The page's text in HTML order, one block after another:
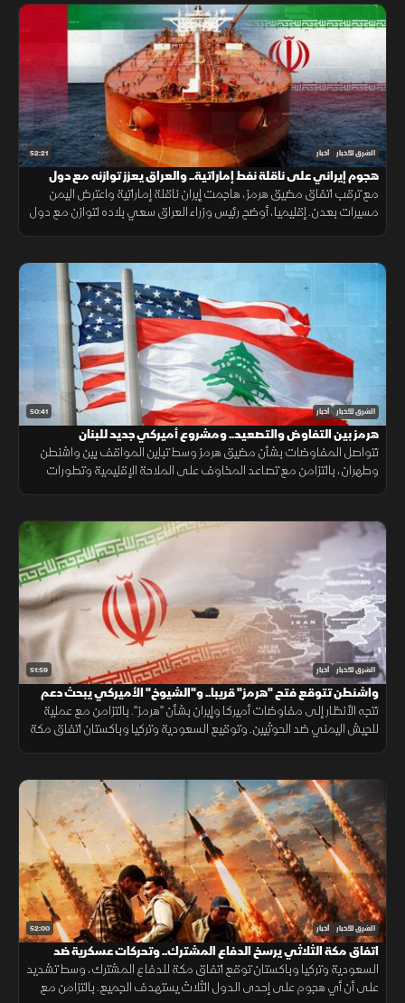
52:21 الشرق للأخبار أخبار
هجوم إيراني على ناقلة نفط إماراتية.. والعراق يعزز توازنه مع دول
الجوار
مع ترقب اتفاق مضيق هرمز، هاجمت إيران ناقلة إماراتية واعترض اليمن
مسيرات بعدن. إقليميا، أوضح رئيس وزراء العراق سعي بلاده لتوازن مع دول
50:41 الشرق للأخبار أخبار
هرمز بين التفاوض والتصعيد.. ومشروع أميركي جديد للبنان
تتواصل المفاوضات بشأن مضيق هرمز وسط تباين المواقف بين واشنطن
وطهران، بالتزامن مع تصاعد المخاوف على الملاحة الإقليمية وتطورات
51:59 الشرق للأخبار أخبار
واشنطن تتوقع فتح "هرمز" قريبا.. و"الشيوخ" الأميركي يبحث دعم
لبنان
تتجه الأنظار إلى مفاوضات أميركا وإيران بشأن "هرمز". بالتزامن مع عملية
للجيش اليمني ضد الحوثيين. وتوقيع السعودية وتركيا وباكستان اتفاق مكة
52:00 الشرق للأخبار أخبار
اتفاق مكة الثلاثي يرسخ الدفاع المشترك.. وتحركات عسكرية ضد
الحوثيين
السعودية وتركيا وباكستان توقع اتفاق مكة للدفاع المشترك، وسط تشديد
على أن أي هجوم على إحدى الدول الثلاث يستهدف الجميع. بالتزامن مع